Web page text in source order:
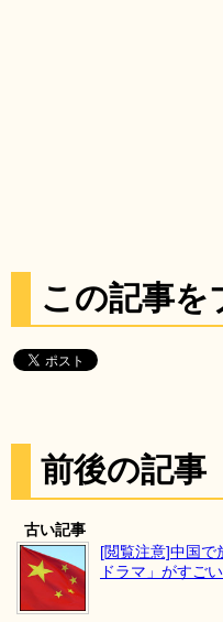
この記事を
前後の記事
古い記事
[閲覧注意]中国で
ドラマ」がすご